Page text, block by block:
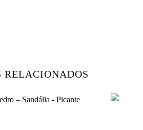
RELACIONADOS